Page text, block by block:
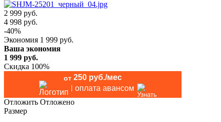
2 999 руб.
4 998 руб.
-40%
Экономия 1 999 руб.
Ваша экономия
1 999 руб.
Скидка 100%
от 250 руб./мес
оплата авансом
Отложить Отложено
Размер